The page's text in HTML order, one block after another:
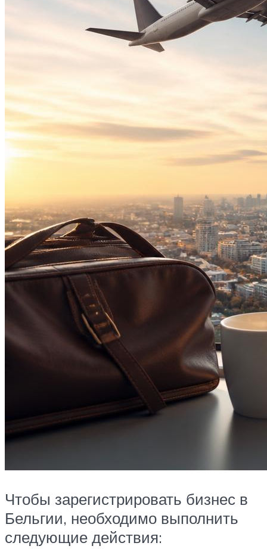
Чтобы зарегистрировать бизнес в
Бельгии, необходимо выполнить
следующие действия: